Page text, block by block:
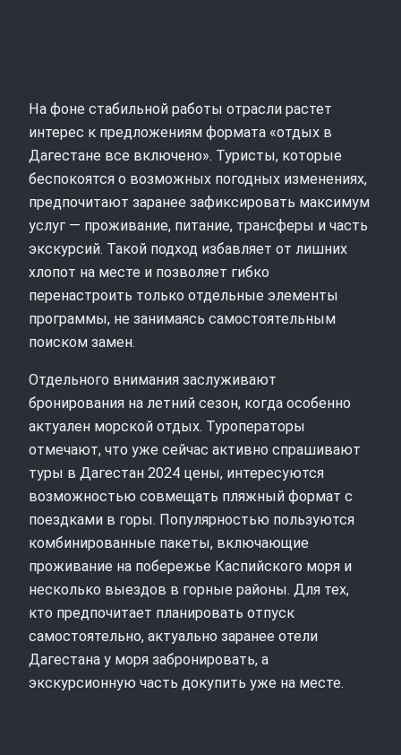
На фоне стабильной работы отрасли растет
интерес к предложениям формата «отдых в
Дагестане все включено». Туристы, которые
беспокоятся о возможных погодных изменениях,
предпочитают заранее зафиксировать максимум
услуг — проживание, питание, трансферы и часть
экскурсий. Такой подход избавляет от лишних
хлопот на месте и позволяет гибко
перенастроить только отдельные элементы
программы, не занимаясь самостоятельным
поиском замен.
Отдельного внимания заслуживают
бронирования на летний сезон, когда особенно
актуален морской отдых. Туроператоры
отмечают, что уже сейчас активно спрашивают
туры в Дагестан 2024 цены, интересуются
возможностью совмещать пляжный формат с
поездками в горы. Популярностью пользуются
комбинированные пакеты, включающие
проживание на побережье Каспийского моря и
несколько выездов в горные районы. Для тех,
кто предпочитает планировать отпуск
самостоятельно, актуально заранее отели
Дагестана у моря забронировать, а
экскурсионную часть докупить уже на месте.